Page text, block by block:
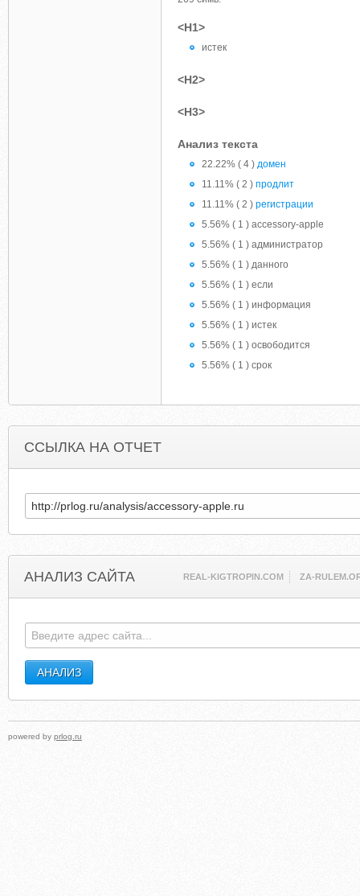
<H1>
истек
<H2>
<H3>
Анализ текста
22.22% ( 4 ) домен
11.11% ( 2 ) продлит
11.11% ( 2 ) регистрации
5.56% ( 1 ) accessory-apple
5.56% ( 1 ) администратор
5.56% ( 1 ) данного
5.56% ( 1 ) если
5.56% ( 1 ) информация
5.56% ( 1 ) истек
5.56% ( 1 ) освободится
5.56% ( 1 ) срок
ССЫЛКА НА ОТЧЕТ
АНАЛИЗ САЙТА REAL-KIGTROPIN.COM ZA-
powered by prlog.ru